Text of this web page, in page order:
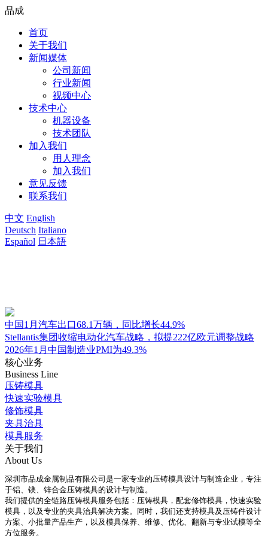
品成
首页
关于我们
新闻媒体
公司新闻
行业新闻
视频中心
技术中心
机器设备
技术团队
加入我们
用人理念
加入我们
意见反馈
联系我们
中文 English
Deutsch Italiano
Español 日本語
中国1月汽车出口68.1万辆，同比增长44.9%
Stellantis集团收缩电动化汽车战略，拟提222亿欧元调整战略
2026年1月中国制造业PMI为49.3%
核心业务
Business Line
压铸模具
快速实验模具
修饰模具
夹具治具
模具服务
关于我们
About Us
深圳市品成金属制品有限公司是一家专业的压铸模具设计与制造企业，专注
于铝、镁、锌合金压铸模具的设计与制造。
我们提供的全链路压铸模具服务包括：压铸模具，配套修饰模具，快速实验
模具，以及专业的夹具治具解决方案。同时，我们还支持模具及压铸件设计
方案、小批量产品生产，以及模具保养、维修、优化、翻新与专业试模等全
方位服务。